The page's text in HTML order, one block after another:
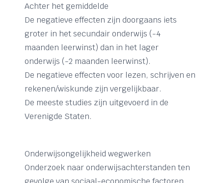
Achter het gemiddelde
De negatieve effecten zijn doorgaans iets
groter in het secundair onderwijs (-4
maanden leerwinst) dan in het lager
onderwijs (-2 maanden leerwinst).
De negatieve effecten voor lezen, schrijven en
rekenen/wiskunde zijn vergelijkbaar.
De meeste studies zijn uitgevoerd in de
Verenigde Staten.
Onderwijsongelijkheid wegwerken
Onderzoek naar onderwijsachterstanden ten